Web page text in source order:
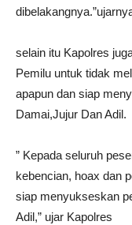
selain itu Kapolres
Pemilu untuk tidak
apapun dan siap
Damai,Jujur Dan Adil.
” Kepada seluruh
kebencian, hoax dan
siap menyukseskan
Adil,” ujar Kapolres